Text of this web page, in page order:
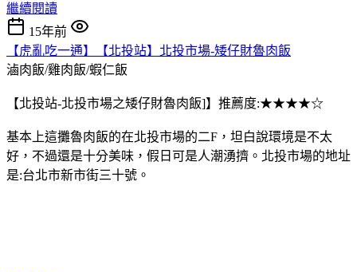
繼續閱讀
15年前
【虎亂吃一通】【北投站】北投市場-矮仔財魯肉飯
滷肉飯/雞肉飯/蝦仁飯
【北投站-北投市場之矮仔財魯肉飯]】推薦度:★★★★☆
基本上這攤魯肉飯的在北投市場的二F，坦白說環境是不太
好，不過還是十分美味，假日可是人潮湧擠。北投市場的地址
是:台北市新市街三十號。